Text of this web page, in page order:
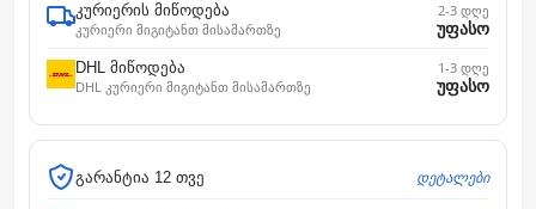
კურიერის მიწოდება
კურიერი მიგიტანთ მისამართზე
2-3 დღე
უფასო
DHL მიწოდება
DHL კურიერი მიგიტანთ მისამართზე
1-3 დღე
უფასო
გარანტია 12 თვე დეტალები